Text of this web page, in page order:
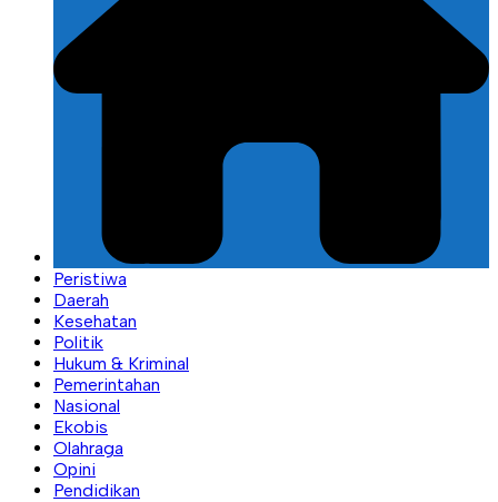
Peristiwa
Daerah
Kesehatan
Politik
Hukum & Kriminal
Pemerintahan
Nasional
Ekobis
Olahraga
Opini
Pendidikan